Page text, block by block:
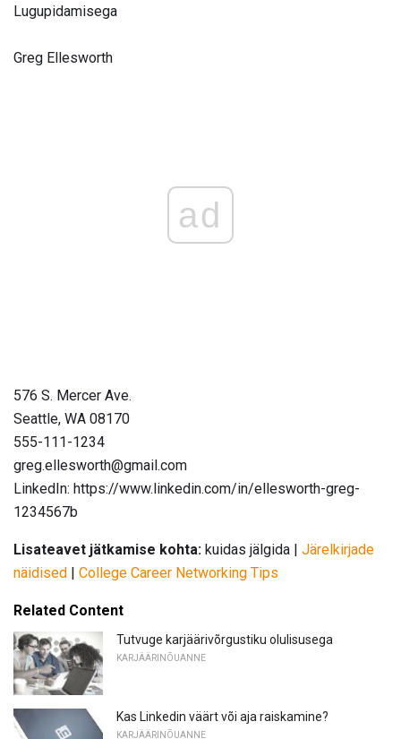
Lugupidamisega
Greg Ellesworth
ad
576 S. Mercer Ave.
Seattle, WA 08170
555-111-1234
greg.ellesworth@gmail.com
LinkedIn: https://www.linkedin.com/in/ellesworth-greg-
1234567b
Lisateavet jätkamise kohta: kuidas jälgida | Järelkirjade
näidised | College Career Networking Tips
Related Content
Tutvuge karjäärivõrgustiku olulisusega
KARJÄÄRINÕUANNE
Kas Linkedin väärt või aja raiskamine?
KARJÄÄRINÕUANNE